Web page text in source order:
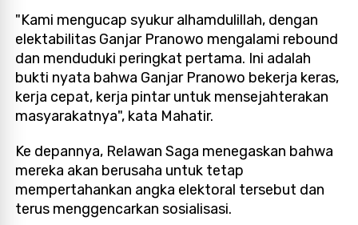
"Kami mengucap syukur alhamdulillah, dengan
elektabilitas Ganjar Pranowo mengalami rebound
dan menduduki peringkat pertama. Ini adalah
bukti nyata bahwa Ganjar Pranowo bekerja keras,
kerja cepat, kerja pintar untuk mensejahterakan
masyarakatnya", kata Mahatir.
Ke depannya, Relawan Saga menegaskan bahwa
mereka akan berusaha untuk tetap
mempertahankan angka elektoral tersebut dan
terus menggencarkan sosialisasi.